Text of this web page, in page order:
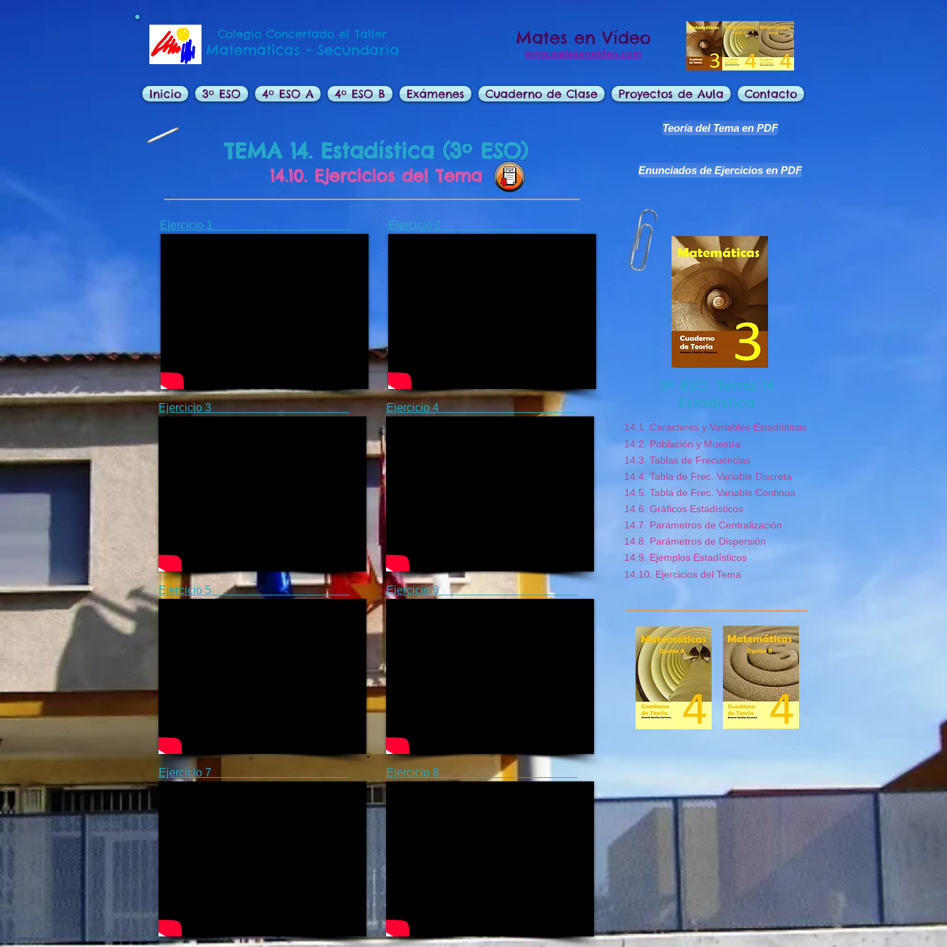
Colegio Concertado el Taller
Matemáticas - Secundaria
Mates en Vídeo
www.matesenvideo.com
Inicio 3º ESO 4º ESO A 4º ESO B Exámenes Cuaderno de Clase Proyectos de Aula Contacto
TEMA 14. Estadística(3º ESO)
14.10. Ejercicios del Tema
Ejercicio 1 Ejercicio 2
Ejercicio 3 Ejercicio 4
Ejercicio 5 Ejercicio 6
Ejercicio 7 Ejercicio 8
Teoría del Tema en PDF
Enunciados de Ejercicios en PDF
3º ESO. Tema 14
Estadística
14.1. Caracteres y Variables Estadísticas
14.2. Población y Muestra
14.3. Tablas de Frecuencias
14.4. Tabla de Frec. Variable Discreta
14.5. Tabla de Frec. Variable Continua
14.6. Gráficos Estadísticos
14.7. Parámetros de Centralización
14.8. Parámetros de Dispersión
14.9. Ejemplos Estadísticos
14.10. Ejercicios del Tema